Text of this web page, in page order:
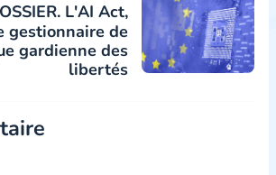
L'AI Act,
gestionnaire de
gardienne des
libertés